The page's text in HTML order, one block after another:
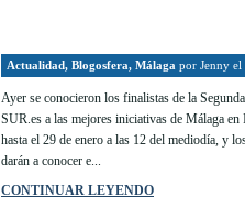
Actualidad, Blogosfera, Málaga por Jenny el
Ayer se conocieron los finalistas de la
SUR.es a las mejores iniciativas de Málaga
hasta el 29 de enero a las 12 del mediodía, y
darán a conocer e...
CONTINUAR LEYENDO